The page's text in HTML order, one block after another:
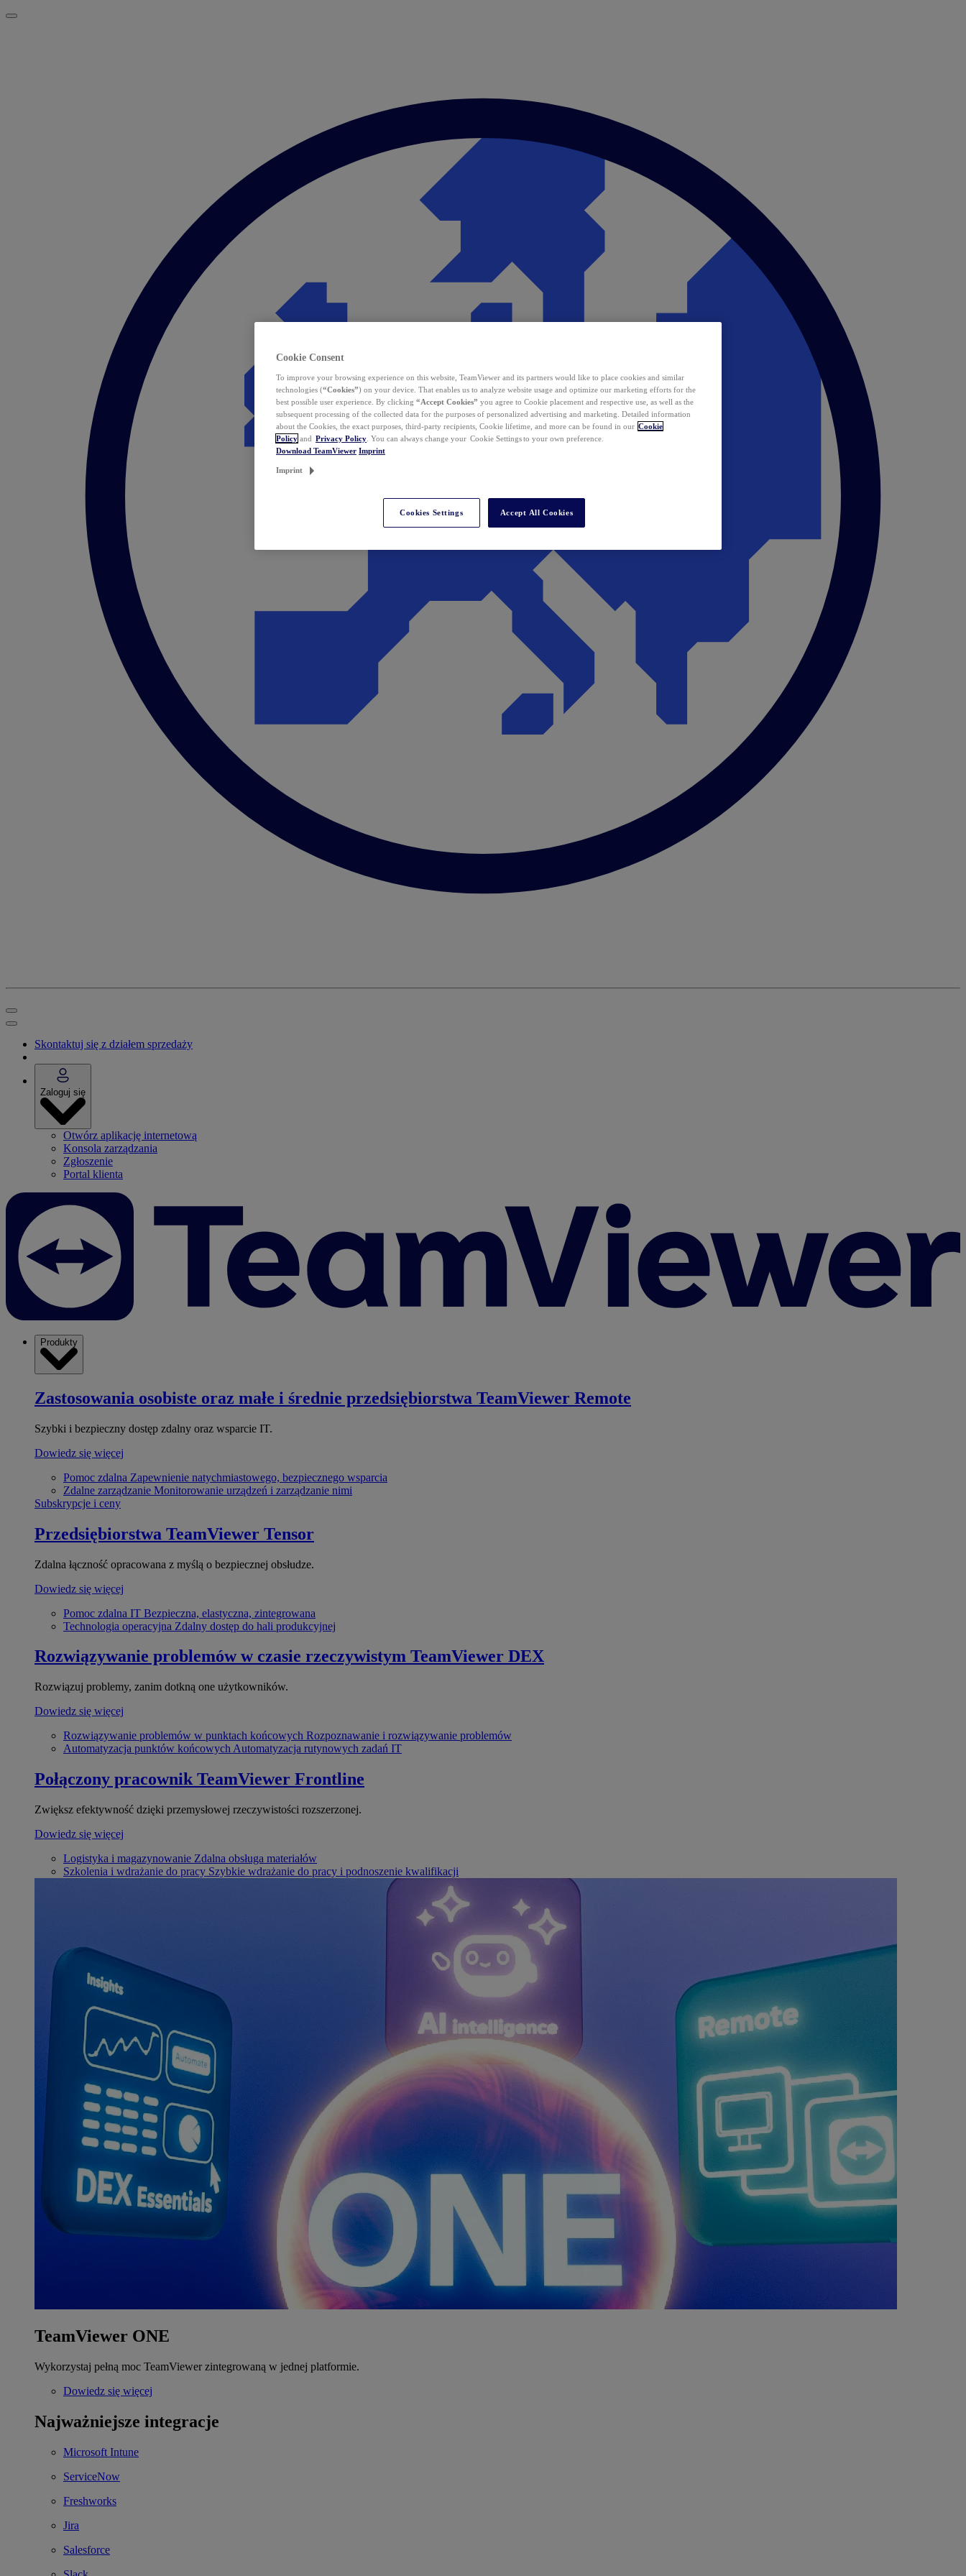
Skontaktuj się z działem sprzedaży
Zaloguj się
Otwórz aplikację internetową
Konsola zarządzania
Zgłoszenie
Portal klienta
Produkty
Zastosowania osobiste oraz małe i średnie przedsiębiorstwa TeamViewer Remote
Szybki i bezpieczny dostęp zdalny oraz wsparcie IT.
Dowiedz się więcej
Pomoc zdalna Zapewnienie natychmiastowego, bezpiecznego wsparcia
Zdalne zarządzanie Monitorowanie urządzeń i zarządzanie nimi
Subskrypcje i ceny
Przedsiębiorstwa TeamViewer Tensor
Zdalna łączność opracowana z myślą o bezpiecznej obsłudze.
Dowiedz się więcej
Pomoc zdalna IT Bezpieczna, elastyczna, zintegrowana
Technologia operacyjna Zdalny dostęp do hali produkcyjnej
Rozwiązywanie problemów w czasie rzeczywistym TeamViewer DEX
Rozwiązuj problemy, zanim dotkną one użytkowników.
Dowiedz się więcej
Rozwiązywanie problemów w punktach końcowych Rozpoznawanie i rozwiązywanie problemów
Automatyzacja punktów końcowych Automatyzacja rutynowych zadań IT
Połączony pracownik TeamViewer Frontline
Zwiększ efektywność dzięki przemysłowej rzeczywistości rozszerzonej.
Dowiedz się więcej
Logistyka i magazynowanie Zdalna obsługa materiałów
Szkolenia i wdrażanie do pracy Szybkie wdrażanie do pracy i podnoszenie kwalifikacji
TeamViewer ONE
Wykorzystaj pełną moc TeamViewer zintegrowaną w jednej platformie.
Dowiedz się więcej
Najważniejsze integracje
Microsoft Intune
ServiceNow
Freshworks
Jira
Salesforce
Cookie Consent
To improve your browsing experience on this website, TeamViewer and its partners would like to place cookies and similar
technologies (“Cookies”) on your device. That enables us to analyze website usage and optimize our marketing efforts for the
best possible user experience. By clicking “Accept Cookies” you agree to Cookie placement and respective use, as well as the
subsequent processing of the collected data for the purposes of personalized advertising and marketing. Detailed information
about the Cookies, the exact purposes, third-party recipients, Cookie lifetime, and more can be found in our Cookie
Policy and Privacy Policy . You can always change your Cookie Settings to your own preference.
Download TeamViewer Imprint
Imprint
Cookies Settings Accept All Cookies